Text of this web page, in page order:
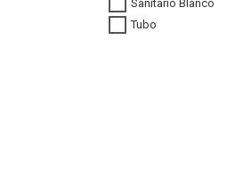
Sanitario Blanco
Tubo